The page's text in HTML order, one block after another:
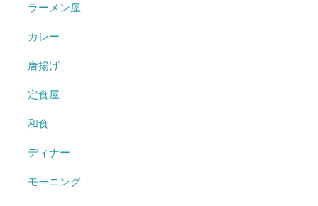
ラーメン屋
カレー
唐揚げ
定食屋
和食
ディナー
モーニング